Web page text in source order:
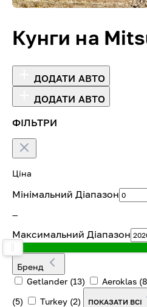
Кунги на
ДОДАТИ АВТО
ДОДАТИ АВТО
ФІЛЬТРИ
Ціна
Мінімальний Діапазон
—
Максимальний Діапазон
Бренд
Getlander (13) Aeroklas
(5)
Turkey (2) ПОКАЗАТИ ВСІ